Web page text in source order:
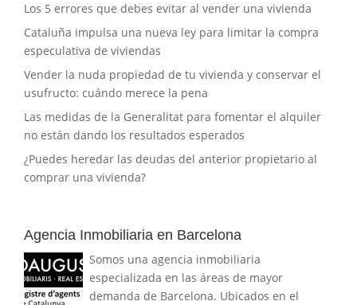
Los 5 errores que debes evitar al vender una vivienda
Cataluña impulsa una nueva ley para limitar la compra
especulativa de viviendas
Vender la nuda propiedad de tu vivienda y conservar el
usufructo: cuándo merece la pena
Las medidas de la Generalitat para fomentar el alquiler
no están dando los resultados esperados
¿Puedes heredar las deudas del anterior propietario al
comprar una vivienda?
Agencia Inmobiliaria en Barcelona
Somos una agencia inmobiliaria
especializada en las áreas de mayor
demanda de Barcelona. Ubicados en el